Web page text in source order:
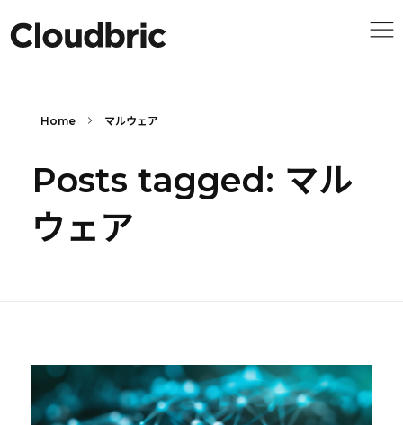
Home マルウェア
Posts tagged: マル
ウェア